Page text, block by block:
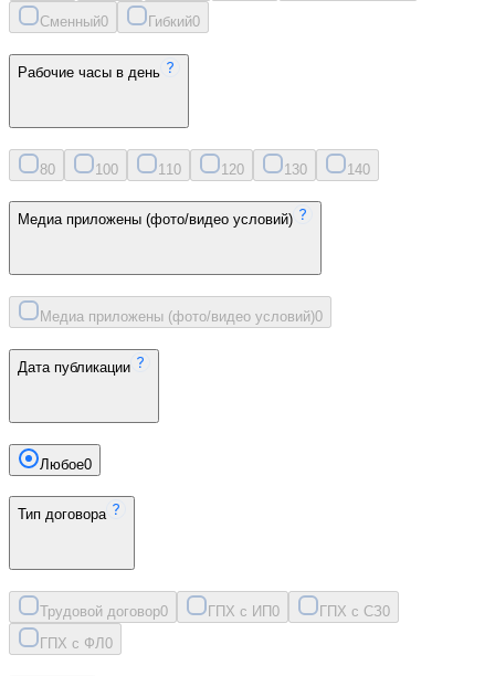
Сменный0 Гибкий0
Рабочие часы в день
80 100 11 0 120 130 140
Медиа приложены (фото/видео условий)
Медиа приложены (фото/видео условий)0
Дата публикации
Любое0
Тип договора
Трудовой договор0 ГПХ с ИП0 ГПХ с СЗ0
ГПХ с ФЛ 0